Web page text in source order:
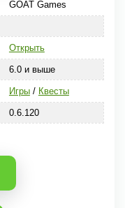
GOAT Games
Открыть
6.0 и выше
Игры/ Квесты
0.6.120